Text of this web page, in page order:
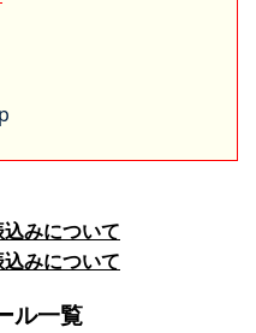
みについて
みについて
ル一覧